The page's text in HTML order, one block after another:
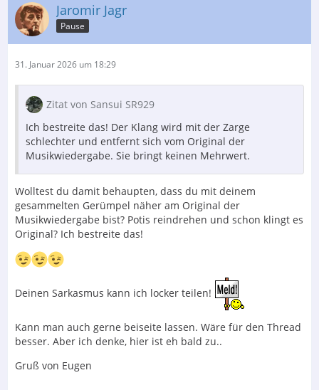
Jaromir Jagr
Pause
31. Januar 2026 um 18:29
Zitat von Sansui SR929
Ich bestreite das! Der Klang wird mit der Zarge
schlechter und entfernt sich vom Original der
Musikwiedergabe. Sie bringt keinen Mehrwert.
Wolltest du damit behaupten, dass du mit deinem
gesammelten Gerümpel näher am Original der
Musikwiedergabe bist? Potis reindrehen und schon klingt es
Original? Ich bestreite das!
Deinen Sarkasmus kann ich locker teilen!
Kann man auch gerne beiseite lassen. Wäre für den Thread
besser. Aber ich denke, hier ist eh bald zu..
Gruß von Eugen